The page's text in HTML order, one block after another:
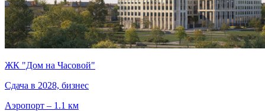
ЖК "Дом на Часовой"
Сдача в 2028, бизнес
Аэропорт – 1.1 км